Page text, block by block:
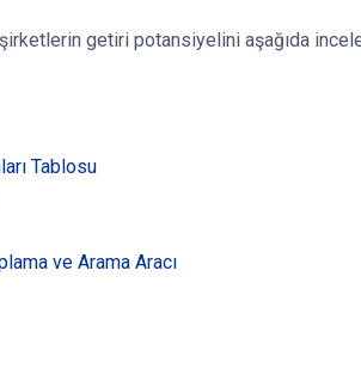
getiri potansiyelini aşağıda
Tablosu
ve Arama Aracı